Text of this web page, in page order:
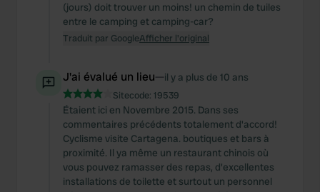
(jours) doit trouver un moins! un chemin de tuiles
entre le camping et camping-car?
Traduit par GoogleAfficher l'original
J'ai évalué un lieu—il y a plus de 10 ans
Sitecode: 19539
Étaient ici en Novembre 2015. Dans ses
commentaires précédents totalement d'accord!
Cyclisme visite Cartagena. boutiques et bars à
proximité. Il ya même un restaurant chinois où
vous pouvez ramasser des repas, d'excellentes
installations de toilette et surtout un personnel